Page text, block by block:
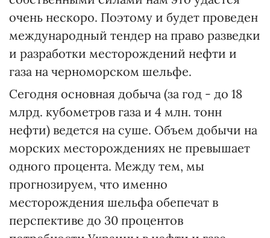
очень нескоро. Поэтому и будет проведен
международный тендер на право разведки
и разработки месторождений нефти и
газа на черноморском шельфе.
Сегодня основная добыча (за год - до 18
млрд. кубометров газа и 4 млн. тонн
нефти) ведется на суше. Объем добычи на
морских месторождениях не превышает
одного процента. Между тем, мы
прогнозируем, что именно
месторождения шельфа обепечат в
перспективе до 30 процентов